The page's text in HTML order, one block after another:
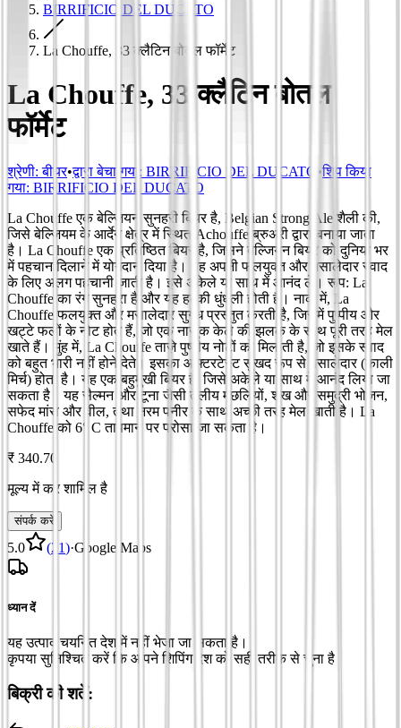
BIRRIFICIO DEL DUCATO
La Chouffe, 33 क्लैटिन बोतल फॉर्मेट
La Chouffe, 33 क्लैटिन बोतल
फॉर्मेट
श्रेणी: बीयर•द्वारा बेचा गया: BIRRIFICIO DEL DUCATO •शिप किया
गया: BIRRIFICIO DEL DUCATO
La Chouffe एक बेल्जियन सुनहरी बियर है, Belgian Strong Ale शैली की,
जिसे बेल्जियम के आर्देन क्षेत्र में स्थित Achouffe ब्रुअरी द्वारा बनाया जाता
है। La Chouffe एक प्रतिष्ठित बियर है, जिसने बेल्जियन बियर को दुनिया भर
में पहचान दिलाने में योगदान दिया है। यह अपनी फलयुक्त और मसालेदार स्वाद
के लिए अलग पहचानी जाती है। इसे अकेले या साथ में आनंद लें। रूप: La
Chouffe का रंग सुनहरा है और यह हल्की धुंधली होती है। नाक में, La
Chouffe फलयुक्त और मसालेदार सुगंध प्रस्तुत करती है, जिसमें पुष्पीय और
खट्टे फलों के नोट होते हैं, जो एक नाज़ुक केले की झलक के साथ पूरी तरह मेल
खाते हैं। मुंह में, La Chouffe ताज़े पुष्पीय नोटों को मिलाती है, जो इसके स्वाद
को बहुत भारी नहीं होने देते। इसका आफ्टरटेस्ट सुखद रूप से मसालेदार (काली
मिर्च) होता है। यह एक बहुमुखी बियर है, जिसे अकेले या साथ में आनंद लिया जा
सकता है। यह सैल्मन और टूना जैसी तैलीय मछलियों, शंख और समुद्री भोजन,
सफेद मांस और वील, तथा नरम पनीर के साथ अच्छी तरह मेल खाती है। La
Chouffe को 6° C तापमान पर परोसा जा सकता है।
₹ 340.70
मूल्य में कर शामिल है
संपर्क करें
5.0 (21)·Google Maps
ध्यान दें
यह उत्पाद चयनित देश में नहीं भेजा जा सकता है।
कृपया सुनिश्चित करें कि आपने शिपिंग देश को सही तरीके से चुना है
बिक्री की शर्तें: